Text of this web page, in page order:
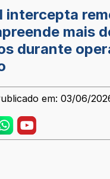
intercepta
mais
durante
em: 03/06/